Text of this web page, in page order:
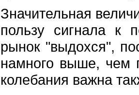
Значительная
пользу сигнала к
pынок "выдохся",
намного выше, чем
колебания важна